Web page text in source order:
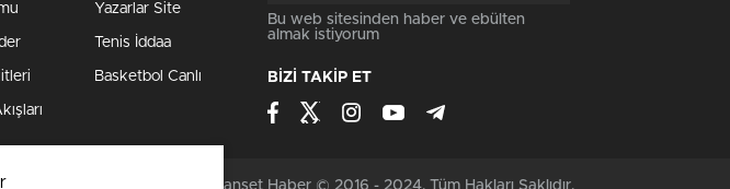
Yazarlar Site
Tenis İddaa
Basketbol Canlı
Bu web sitesinden haber ve ebülten
almak istiyorum
BİZİ TAKİP ET